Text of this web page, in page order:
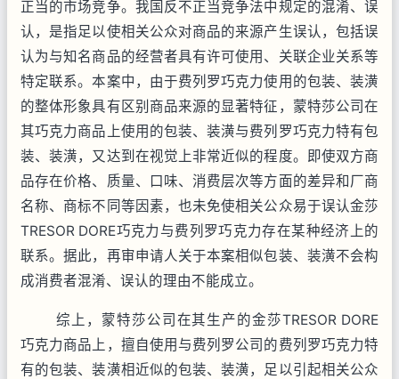
正当的市场竞争。我国反不正当竞争法中规定的混淆、误
认，是指足以使相关公众对商品的来源产生误认，包括误
认为与知名商品的经营者具有许可使用、关联企业关系等
特定联系。本案中，由于费列罗巧克力使用的包装、装潢
的整体形象具有区别商品来源的显著特征，蒙特莎公司在
其巧克力商品上使用的包装、装潢与费列罗巧克力特有包
装、装潢，又达到在视觉上非常近似的程度。即使双方商
品存在价格、质量、口味、消费层次等方面的差异和厂商
名称、商标不同等因素，也未免使相关公众易于误认金莎
TRESOR DORE巧克力与费列罗巧克力存在某种经济上的
联系。据此，再审申请人关于本案相似包装、装潢不会构
成消费者混淆、误认的理由不能成立。
综上，蒙特莎公司在其生产的金莎TRESOR DORE
巧克力商品上，擅自使用与费列罗公司的费列罗巧克力特
有的包装、装潢相近似的包装、装潢，足以引起相关公众